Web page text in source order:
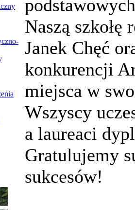
Naszą szkołę
Janek Chęć
konkurencji
miejsca w
Wszyscy
a laureaci
Gratulujemy
sukcesów!